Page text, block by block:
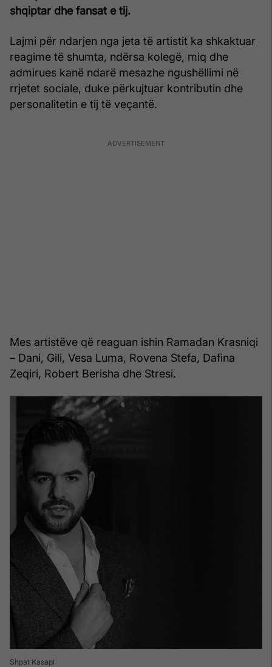
shqiptar dhe fansat e tij.
Lajmi për ndarjen nga jeta të artistit ka shkaktuar
reagime të shumta, ndërsa kolegë, miq dhe
admirues kanë ndarë mesazhe ngushëllimi në
rrjetet sociale, duke përkujtuar kontributin dhe
personalitetin e tij të veçantë.
Mes artistëve që reaguan ishin Ramadan Krasniqi
– Dani, Gili, Vesa Luma, Rovena Stefa, Dafina
Zeqiri, Robert Berisha dhe Stresi.
Shpat Kasapi